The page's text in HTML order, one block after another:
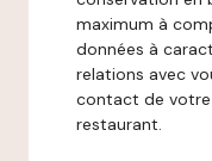
maximum à
données à
relations avec
contact de
restaurant.